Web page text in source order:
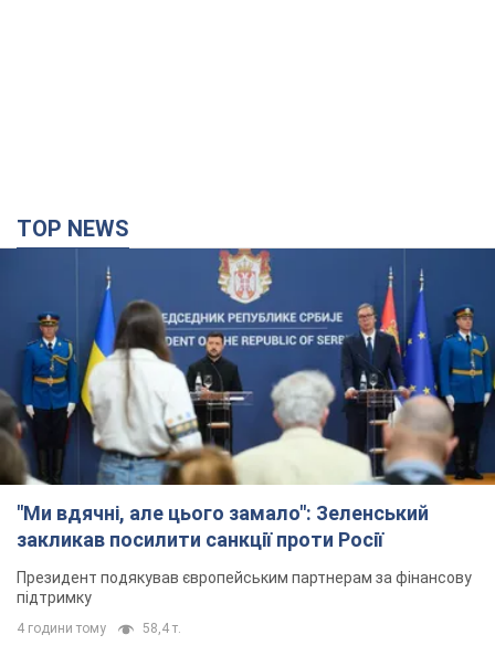
TOP NEWS
"Ми вдячні, але цього замало": Зеленський
закликав посилити санкції проти Росії
Президент подякував європейським партнерам за фінансову
підтримку
4 години тому 58,4 т.